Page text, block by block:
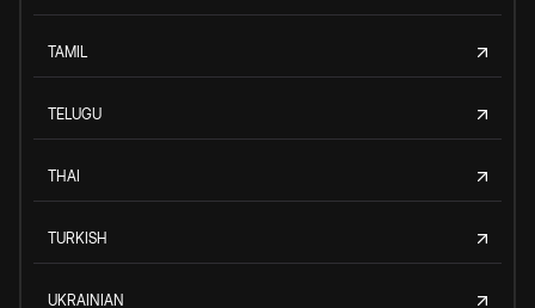
TAMIL
TELUGU
THAI
TURKISH
UKRAINIAN